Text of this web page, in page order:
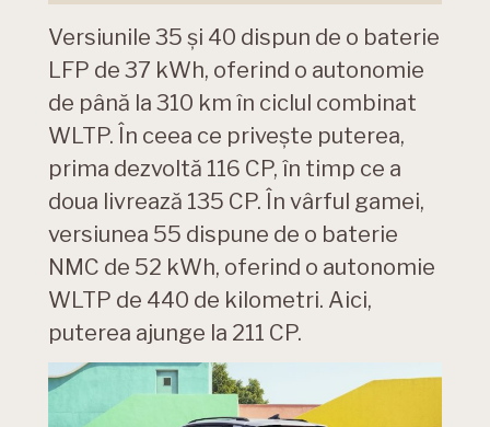
Versiunile 35 și 40 dispun de o baterie
LFP de 37 kWh, oferind o autonomie
de până la 310 km în ciclul combinat
WLTP. În ceea ce privește puterea,
prima dezvoltă 116 CP, în timp ce a
doua livrează 135 CP. În vârful gamei,
versiunea 55 dispune de o baterie
NMC de 52 kWh, oferind o autonomie
WLTP de 440 de kilometri. Aici,
puterea ajunge la 211 CP.